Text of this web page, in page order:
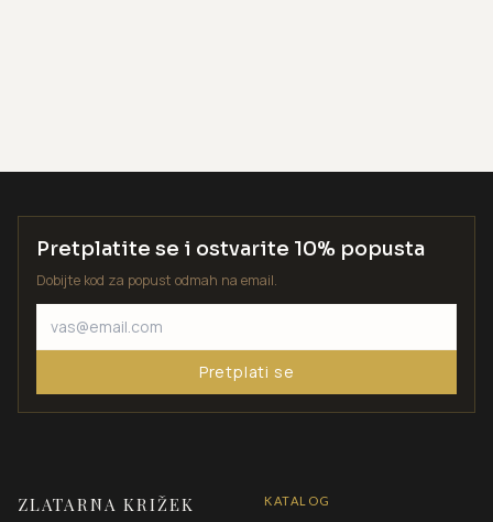
Pretplatite se i ostvarite 10% popusta
Dobijte kod za popust odmah na email.
Pretplati se
ZLATARNA KRIŽEK KATALOG